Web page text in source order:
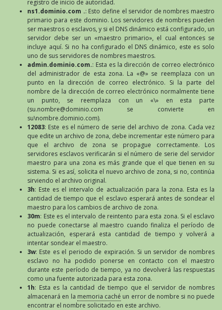
registro de inicio de autoridad.
ns1.dominio.com .: Esto define el servidor de nombres maestro
primario para este dominio. Los servidores de nombres pueden
ser maestros o esclavos, y si el DNS dinámico está configurado, un
servidor debe ser un «maestro primario», el cual entonces se
incluye aquí. Si no ha configurado el DNS dinámico, este es solo
uno de sus servidores de nombres maestros.
admin.dominio.com.: Esta es la dirección de correo electrónico
del administrador de esta zona. La «@» se reemplaza con un
punto en la dirección de correo electrónico. Si la parte del
nombre de la dirección de correo electrónico normalmente tiene
un punto, se reemplaza con un «\» en esta parte
(su.nombre@dominio.com se convierte en
su\nombre.dominio.com).
12083: Este es el número de serie del archivo de zona. Cada vez
que edite un archivo de zona, debe incrementar este número para
que el archivo de zona se propague correctamente. Los
servidores esclavos verificarán si el número de serie del servidor
maestro para una zona es más grande que el que tienen en su
sistema. Si es así, solicita el nuevo archivo de zona, si no, continúa
sirviendo el archivo original.
3h: Este es el intervalo de actualización para la zona. Esta es la
cantidad de tiempo que el esclavo esperará antes de sondear el
maestro para los cambios de archivo de zona.
30m: Este es el intervalo de reintento para esta zona. Si el esclavo
no puede conectarse al maestro cuando finaliza el período de
actualización, esperará esta cantidad de tiempo y volverá a
intentar sondear el maestro.
3w: Este es el periodo de expiración. Si un servidor de nombres
esclavo no ha podido ponerse en contacto con el maestro
durante este período de tiempo, ya no devolverá las respuestas
como una fuente autorizada para esta zona.
1h: Esta es la cantidad de tiempo que el servidor de nombres
almacenará en la memoria caché un error de nombre si no puede
encontrar el nombre solicitado en este archivo.